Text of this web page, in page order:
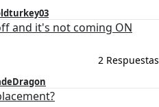
and it's not coming ON
2 Respuestas